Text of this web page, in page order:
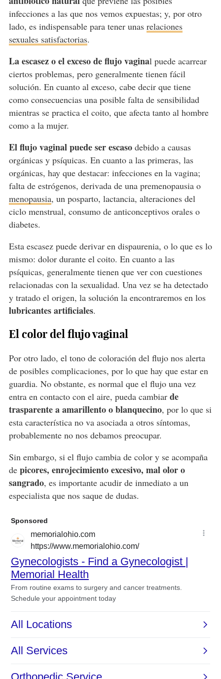
infecciones a las que nos vemos expuestas; y, por otro
lado, es indispensable para tener unas relaciones
sexuales satisfactorias.
La escasez o el exceso de flujo vaginal puede acarrear
ciertos problemas, pero generalmente tienen fácil
solución. En cuanto al exceso, cabe decir que tiene
como consecuencias una posible falta de sensibilidad
mientras se practica el coito, que afecta tanto al hombre
como a la mujer.
El flujo vaginal puede ser escasodebido a causas
orgánicas y psíquicas. En cuanto a las primeras, las
orgánicas, hay que destacar: infecciones en la vagina;
falta de estrógenos, derivada de una premenopausia o
menopausia, un posparto, lactancia, alteraciones del
ciclo menstrual, consumo de anticonceptivos orales o
diabetes.
Esta escasez puede derivar en dispaurenia, o lo que es lo
mismo: dolor durante el coito. En cuanto a las
psíquicas, generalmente tienen que ver con cuestiones
relacionadas con la sexualidad. Una vez se ha detectado
y tratado el origen, la solución la encontraremos en los
lubricantes artificiales.
El color del flujo vaginal
Por otro lado, el tono de coloración del flujo nos alerta
de posibles complicaciones, por lo que hay que estar en
guardia. No obstante, es normal que el flujo una vez
entra en contacto con el aire, pueda cambiarde
trasparente a amarillento o blanquecino, por lo que si
esta característica no va asociada a otros síntomas,
probablemente no nos debamos preocupar.
Sin embargo, si el flujo cambia de color y se acompaña
de picores, enrojecimiento excesivo, mal olor o
sangrado, es importante acudir de inmediato a un
especialista que nos saque de dudas.